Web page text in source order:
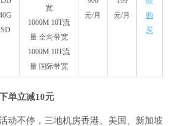
宽
1000M 10T流
量 全向带宽
1000M 10T流
量 国际带宽
元/月
元/月
购
买
单立减10元
动不停，三地机房香港、美国、新加坡